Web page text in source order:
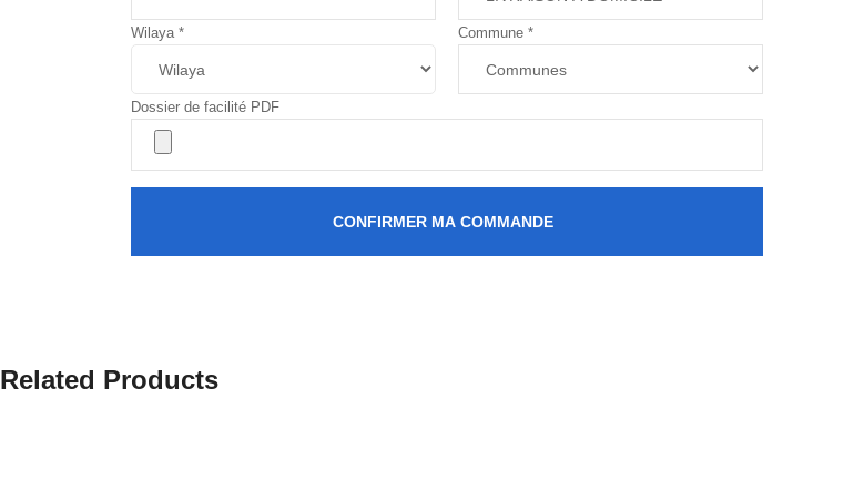
Wilaya * Commune *
Dossier de facilité PDF
CONFIRMER MA COMMANDE
Related Products